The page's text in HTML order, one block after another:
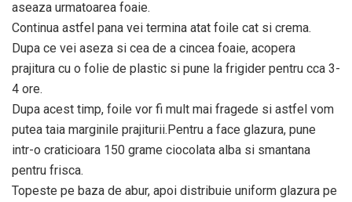
aseaza urmatoarea foaie.
Continua astfel pana vei termina atat foile cat si crema.
Dupa ce vei aseza si cea de a cincea foaie, acopera
prajitura cu o folie de plastic si pune la frigider pentru cca 3-
4 ore.
Dupa acest timp, foile vor fi mult mai fragede si astfel vom
putea taia marginile prajiturii.Pentru a face glazura, pune
intr-o craticioara 150 grame ciocolata alba si smantana
pentru frisca.
Topeste pe baza de abur, apoi distribuie uniform glazura pe